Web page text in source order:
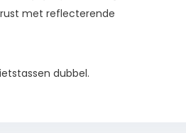
met reflecterende
dubbel.